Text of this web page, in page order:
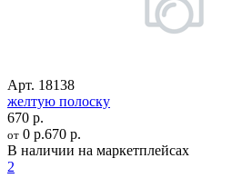
Арт. 18138
желтую полоску
670 р.
от 0 р.670 р.
В наличии на маркетплейсах
2